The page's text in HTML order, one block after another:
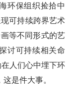
环保组织捡拾中
可持续跨界艺术
等不同形式的艺
讨可持续相关命
人们心中埋下环
是件大事。